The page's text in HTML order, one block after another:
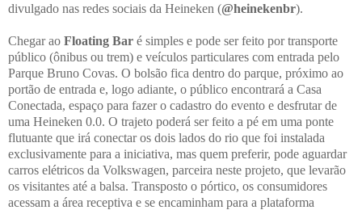
divulgado nas redes sociais da Heineken (@heinekenbr).
Chegar ao Floating Bar é simples e pode ser feito por transporte
público (ônibus ou trem) e veículos particulares com entrada pelo
Parque Bruno Covas. O bolsão fica dentro do parque, próximo ao
portão de entrada e, logo adiante, o público encontrará a Casa
Conectada, espaço para fazer o cadastro do evento e desfrutar de
uma Heineken 0.0. O trajeto poderá ser feito a pé em uma ponte
flutuante que irá conectar os dois lados do rio que foi instalada
exclusivamente para a iniciativa, mas quem preferir, pode aguardar
carros elétricos da Volkswagen, parceira neste projeto, que levarão
os visitantes até a balsa. Transposto o pórtico, os consumidores
acessam a área receptiva e se encaminham para a plataforma